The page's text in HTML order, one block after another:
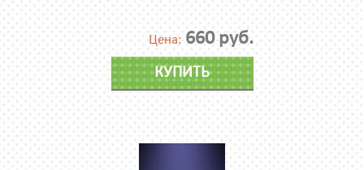
Цена: 660 руб.
КУПИТЬ